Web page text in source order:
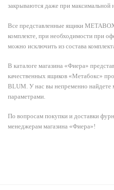
закрываются даже при максимальной
Все представленные ящики
комплекте, при необходимости при
можно исключить из состава
В каталоге магазина «Фиера»
качественных ящиков «Метабокс»
BLUM. У нас вы непременно найдете
параметрами.
По вопросам покупки и доставки
менеджерам магазина «Фиера»!